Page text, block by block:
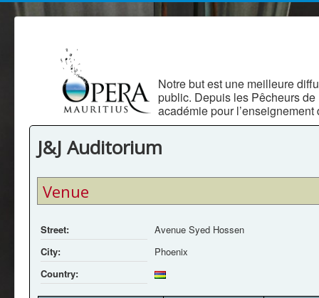
Notre but est une meilleure
public. Depuis les Pêcheurs
académie pour
J&J Auditorium
Venue
Street:
Avenue Syed Hossen
City:
Phoenix
Country: